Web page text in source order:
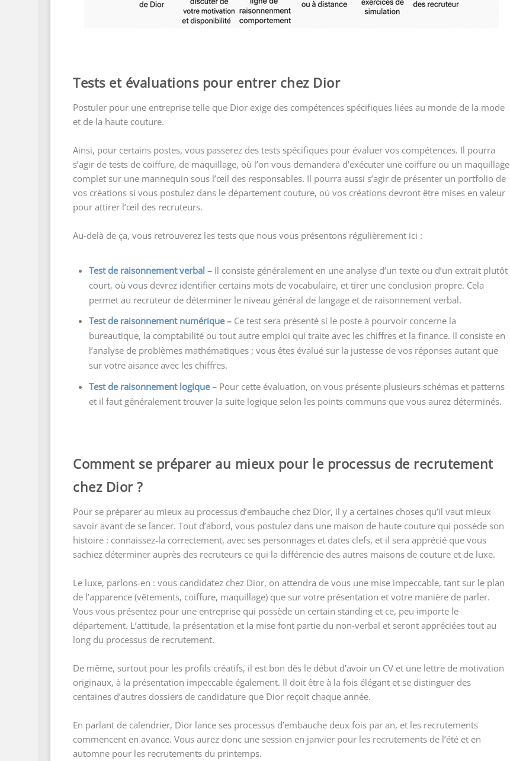
Tests et évaluations pour entrer chez Dior
Postuler pour une entreprise telle que Dior exige des compétences spécifiques liées au monde de la mode
et de la haute couture.
Ainsi, pour certains postes, vous passerez des tests spécifiques pour évaluer vos compétences. Il pourra
s’agir de tests de coiffure, de maquillage, où l’on vous demandera d’exécuter une coiffure ou un maquillage
complet sur une mannequin sous l’œil des responsables. Il pourra aussi s’agir de présenter un portfolio de
vos créations si vous postulez dans le département couture, où vos créations devront être mises en valeur
pour attirer l’œil des recruteurs.
Au-delà de ça, vous retrouverez les tests que nous vous présentons régulièrement ici :
Test de raisonnement verbal – Il consiste généralement en une analyse d’un texte ou d’un extrait plutôt
court, où vous devrez identifier certains mots de vocabulaire, et tirer une conclusion propre. Cela
permet au recruteur de déterminer le niveau général de langage et de raisonnement verbal.
Test de raisonnement numérique– Ce test sera présenté si le poste à pourvoir concerne la
bureautique, la comptabilité ou tout autre emploi qui traite avec les chiffres et la finance. Il consiste en
l’analyse de problèmes mathématiques ; vous êtes évalué sur la justesse de vos réponses autant que
sur votre aisance avec les chiffres.
Test de raisonnement logique– Pour cette évaluation, on vous présente plusieurs schémas et patterns
et il faut généralement trouver la suite logique selon les points communs que vous aurez déterminés.
Comment se préparer au mieux pour le processus de recrutement
chez Dior ?
Pour se préparer au mieux au processus d’embauche chez Dior, il y a certaines choses qu’il vaut mieux
savoir avant de se lancer. Tout d’abord, vous postulez dans une maison de haute couture qui possède son
histoire : connaissez-la correctement, avec ses personnages et dates clefs, et il sera apprécié que vous
sachiez déterminer auprès des recruteurs ce qui la différencie des autres maisons de couture et de luxe.
Le luxe, parlons-en : vous candidatez chez Dior, on attendra de vous une mise impeccable, tant sur le plan
de l’apparence (vêtements, coiffure, maquillage) que sur votre présentation et votre manière de parler.
Vous vous présentez pour une entreprise qui possède un certain standing et ce, peu importe le
département. L’attitude, la présentation et la mise font partie du non-verbal et seront appréciées tout au
long du processus de recrutement.
De même, surtout pour les profils créatifs, il est bon dès le début d’avoir un CV et une lettre de motivation
originaux, à la présentation impeccable également. Il doit être à la fois élégant et se distinguer des
centaines d’autres dossiers de candidature que Dior reçoit chaque année.
En parlant de calendrier, Dior lance ses processus d’embauche deux fois par an, et les recrutements
commencent en avance. Vous aurez donc une session en janvier pour les recrutements de l’été et en
automne pour les recrutements du printemps.